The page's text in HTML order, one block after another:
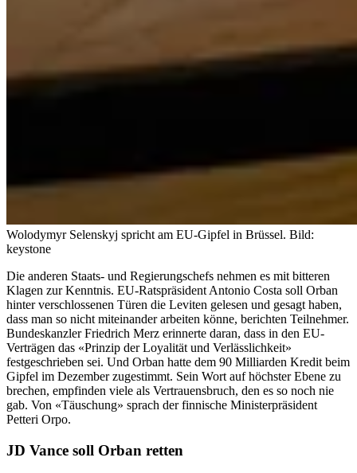
Wolodymyr Selenskyj spricht am EU-Gipfel in Brüssel. Bild:
keystone
Die anderen Staats- und Regierungschefs nehmen es mit bitteren
Klagen zur Kenntnis. EU-Ratspräsident Antonio Costa soll Orban
hinter verschlossenen Türen die Leviten gelesen und gesagt haben,
dass man so nicht miteinander arbeiten könne, berichten Teilnehmer.
Bundeskanzler Friedrich Merz erinnerte daran, dass in den EU-
Verträgen das «Prinzip der Loyalität und Verlässlichkeit»
festgeschrieben sei. Und Orban hatte dem 90 Milliarden Kredit beim
Gipfel im Dezember zugestimmt. Sein Wort auf höchster Ebene zu
brechen, empfinden viele als Vertrauensbruch, den es so noch nie
gab. Von «Täuschung» sprach der finnische Ministerpräsident
Petteri Orpo.
JD Vance soll Orban retten